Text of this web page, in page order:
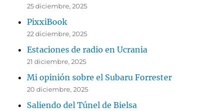
25 diciembre, 2025
PixxiBook
22 diciembre, 2025
Estaciones de radio en Ucrania
21 diciembre, 2025
Mi opinión sobre el Subaru Forrester
20 diciembre, 2025
Saliendo del Túnel de Bielsa